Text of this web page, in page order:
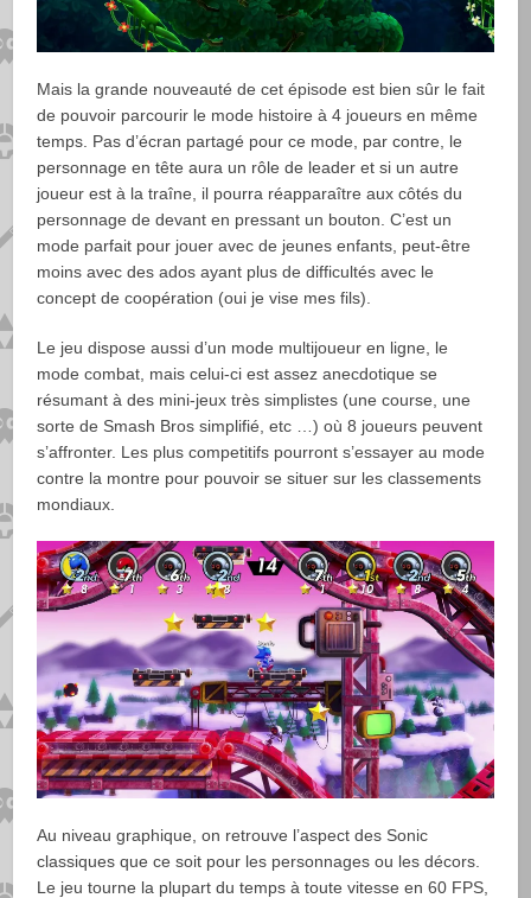
Mais la grande nouveauté de cet épisode est bien sûr le fait
de pouvoir parcourir le mode histoire à 4 joueurs en même
temps. Pas d’écran partagé pour ce mode, par contre, le
personnage en tête aura un rôle de leader et si un autre
joueur est à la traîne, il pourra réapparaître aux côtés du
personnage de devant en pressant un bouton. C’est un
mode parfait pour jouer avec de jeunes enfants, peut-être
moins avec des ados ayant plus de difficultés avec le
concept de coopération (oui je vise mes fils).
Le jeu dispose aussi d’un mode multijoueur en ligne, le
mode combat, mais celui-ci est assez anecdotique se
résumant à des mini-jeux très simplistes (une course, une
sorte de Smash Bros simplifié, etc …) où 8 joueurs peuvent
s’affronter. Les plus competitifs pourront s’essayer au mode
contre la montre pour pouvoir se situer sur les classements
mondiaux.
Au niveau graphique, on retrouve l’aspect des Sonic
classiques que ce soit pour les personnages ou les décors.
Le jeu tourne la plupart du temps à toute vitesse en 60 FPS,